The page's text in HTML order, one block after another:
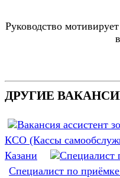
Руководство
ДРУГИЕ
КСО (Кассы
Казани
Специалист по